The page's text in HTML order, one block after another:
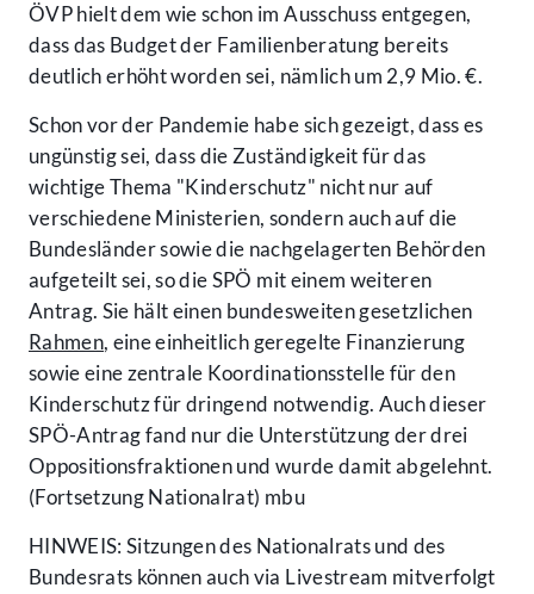
ÖVP hielt dem wie schon im Ausschuss entgegen,
dass das Budget der Familienberatung bereits
deutlich erhöht worden sei, nämlich um 2,9 Mio. €.
Schon vor der Pandemie habe sich gezeigt, dass es
ungünstig sei, dass die Zuständigkeit für das
wichtige Thema "Kinderschutz" nicht nur auf
verschiedene Ministerien, sondern auch auf die
Bundesländer sowie die nachgelagerten Behörden
aufgeteilt sei, so die SPÖ mit einem weiteren
Antrag. Sie hält einen bundesweiten gesetzlichen
Rahmen, eine einheitlich geregelte Finanzierung
sowie eine zentrale Koordinationsstelle für den
Kinderschutz für dringend notwendig. Auch dieser
SPÖ-Antrag fand nur die Unterstützung der drei
Oppositionsfraktionen und wurde damit abgelehnt.
(Fortsetzung Nationalrat) mbu
HINWEIS: Sitzungen des Nationalrats und des
Bundesrats können auch via Livestream mitverfolgt